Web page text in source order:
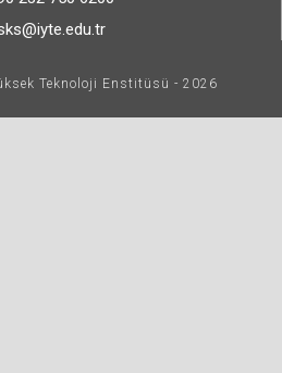
Teknoloji Enstitüsü - 2026